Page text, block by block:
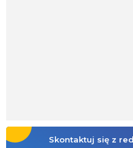
Skontaktuj się z